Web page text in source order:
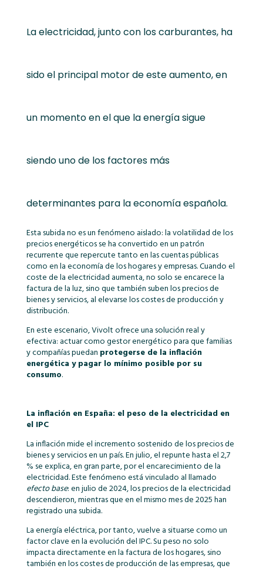
La electricidad, junto con los carburantes, ha
sido el principal motor de este aumento, en
un momento en el que la energía sigue
siendo uno de los factores más
determinantes para la economía española.
Esta subida no es un fenómeno aislado: la volatilidad de los
precios energéticos se ha convertido en un patrón
recurrente que repercute tanto en las cuentas públicas
como en la economía de los hogares y empresas. Cuando el
coste de la electricidad aumenta, no solo se encarece la
factura de la luz, sino que también suben los precios de
bienes y servicios, al elevarse los costes de producción y
distribución.
En este escenario, Vivolt ofrece una solución real y
efectiva: actuar como gestor energético para que familias
y compañías puedan protegerse de la inflación
energética y pagar lo mínimo posible por su
consumo.
La inflación en España: el peso de la electricidad en
el IPC
La inflación mide el incremento sostenido de los precios de
bienes y servicios en un país. En julio, el repunte hasta el 2,7
% se explica, en gran parte, por el encarecimiento de la
electricidad. Este fenómeno está vinculado al llamado
efecto base: en julio de 2024, los precios de la electricidad
descendieron, mientras que en el mismo mes de 2025 han
registrado una subida.
La energía eléctrica, por tanto, vuelve a situarse como un
factor clave en la evolución del IPC. Su peso no solo
impacta directamente en la factura de los hogares, sino
también en los costes de producción de las empresas, que